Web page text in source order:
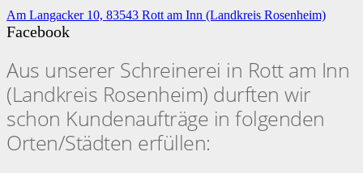
Am Langacker 10, 83543 Rott am Inn (Landkreis Rosenheim)
Facebook
Aus unserer Schreinerei in Rott am Inn
(Landkreis Rosenheim) durften wir
schon Kundenaufträge in folgenden
Orten/Städten erfüllen: